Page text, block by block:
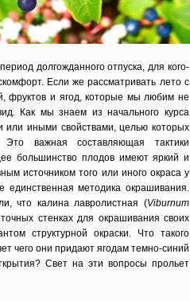
долгожданного отпуска, для кого-
Если же рассматривать лето с
фруктов и ягод, которые мы любим не
Как мы знаем из начального курса
или иными свойствами, целью которых
Это важная составляющая тактики
большинство плодов имеют яркий и
источником того или иного окраса у
единственная методика окрашивания.
что калина лавролистная (Viburnum
стенках для окрашивания своих
структурной окраски. Что такого
чего они придают ягодам темно-синий
Свет на эти вопросы прольет